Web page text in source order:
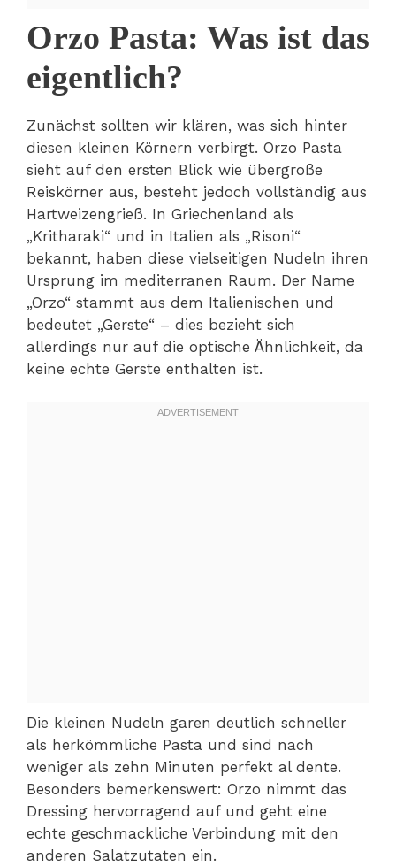
Orzo Pasta: Was ist das
eigentlich?
Zunächst sollten wir klären, was sich hinter
diesen kleinen Körnern verbirgt. Orzo Pasta
sieht auf den ersten Blick wie übergroße
Reiskörner aus, besteht jedoch vollständig aus
Hartweizengrieß. In Griechenland als
„Kritharaki“ und in Italien als „Risoni“
bekannt, haben diese vielseitigen Nudeln ihren
Ursprung im mediterranen Raum. Der Name
„Orzo“ stammt aus dem Italienischen und
bedeutet „Gerste“ – dies bezieht sich
allerdings nur auf die optische Ähnlichkeit, da
keine echte Gerste enthalten ist.
Die kleinen Nudeln garen deutlich schneller
als herkömmliche Pasta und sind nach
weniger als zehn Minuten perfekt al dente.
Besonders bemerkenswert: Orzo nimmt das
Dressing hervorragend auf und geht eine
echte geschmackliche Verbindung mit den
anderen Salatzutaten ein.